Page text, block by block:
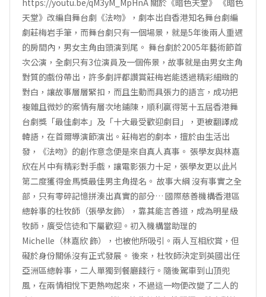
https://youtu.be/qM3yM_MpHnA 關於《暗色天堂》 《暗色
天堂》改編自舞台劇《法吻》，劇本出自香港知名舞台劇編
劇莊梅岩手筆，而舞台劇只有一個場景，就是5年後兩人重遇
的房間內，男女主角由頭演到尾。 舞台劇於2005年藝術節首
次公演，全劇只有3位演員及一個佈景，故事就是由男女主角
對質的戲份帶出，許多劇評都讚賞莊梅岩能透過精彩細緻的
對白，讓故事層層緊扣，而且生動而具張力的語言，成功把
複雜且微妙的案情有層次地鋪陳，順利贏得第十五屆香港舞
台劇獎「最佳劇本」及「十大最受歡迎劇目」，更被翻譯成
韓語，在首爾導演節演出。莊梅岩的劇本，擅於由生活出
發，《法吻》的創作意念便是來自真人真事。 張學友與林嘉
欣在片中有精彩對手戲，讓電影張力十足，張學友更以此片
第二度獲得金馬獎最佳男主角提名。 故事大綱 沒有事實之全
部，只有零碎記憶拼湊出真實的部分… 國際慈善機構香港區
總幹事的杜牧師（張學友飾），靠其能言善道，成為明星級
牧師，廣受信徒和下屬歡迎。初入機構當助理的
Michelle（林嘉欣 飾），也被他所吸引。兩人互相欣賞，但
礙於身份關係沒有正式發展。 後來，杜牧師決定到英國出任
亞洲區總幹事，二人單獨到餐廳餞行。隨後駕車到山頂兜
風，在兩情相悅下更熱吻起來，不過這一吻便改變了二人的